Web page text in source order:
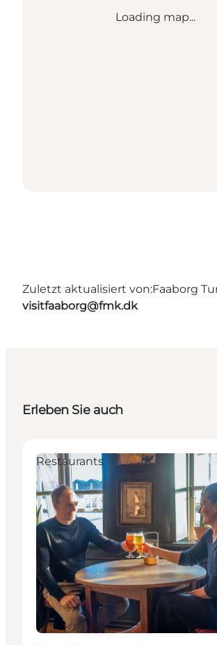
Loading map...
Zuletzt aktualisiert von:Faaborg
visitfaaborg@fmk.dk
Erleben Sie auch
Restaurants